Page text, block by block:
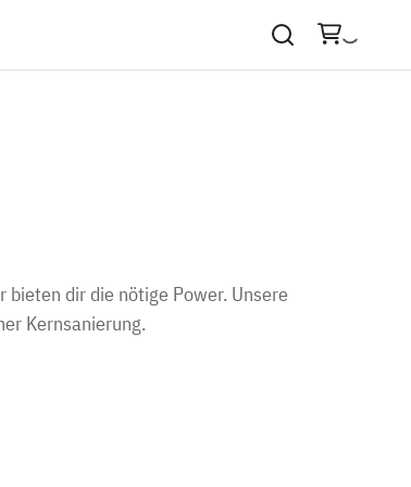
dir die nötige Power. Unsere
Kernsanierung.